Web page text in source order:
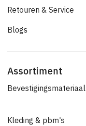
Retouren & Service
Blogs
Assortiment
Bevestigingsmateriaal
Kleding & pbm's